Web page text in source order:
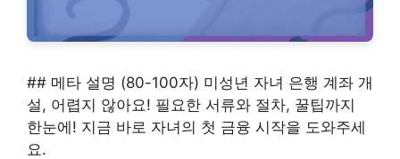
## 메타 설명 (80-100자) 미성년 자녀 은행 계좌 개
설, 어렵지 않아요! 필요한 서류와 절차, 꿀팁까지
한눈에! 지금 바로 자녀의 첫 금융 시작을 도와주세
요.